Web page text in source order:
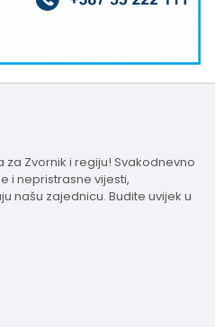
Zvornik i regiju! Svakodnevno
i nepristrasne vijesti,
našu zajednicu. Budite uvijek u